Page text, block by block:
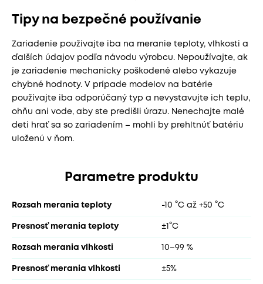
Tipy na bezpečné používanie
Zariadenie používajte iba na meranie teploty, vlhkosti a
ďalších údajov podľa návodu výrobcu. Nepoužívajte, ak
je zariadenie mechanicky poškodené alebo vykazuje
chybné hodnoty. V prípade modelov na batérie
používajte iba odporúčaný typ a nevystavujte ich teplu,
ohňu ani vode, aby ste predišli úrazu. Nenechajte malé
deti hrať sa so zariadením – mohli by prehltnúť batériu
uloženú v ňom.
Parametre produktu
Rozsah merania teploty -10 °C až +50 °C
Presnosť merania teploty ±1°C
Rozsah merania vlhkosti 10–99 %
Presnosť merania vlhkosti ±5%